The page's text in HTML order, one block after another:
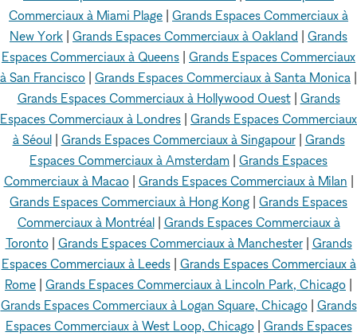
Commerciaux à Miami Plage | Grands Espaces Commerciaux à
New York | Grands Espaces Commerciaux à Oakland | Grands
Espaces Commerciaux à Queens | Grands Espaces Commerciaux
à San Francisco | Grands Espaces Commerciaux à Santa Monica |
Grands Espaces Commerciaux à Hollywood Ouest| Grands
Espaces Commerciaux à Londres | Grands Espaces Commerciaux
à Séoul| Grands Espaces Commerciaux à Singapour| Grands
Espaces Commerciaux à Amsterdam | Grands Espaces
Commerciaux à Macao| Grands Espaces Commerciaux à Milan |
Grands Espaces Commerciaux à Hong Kong | Grands Espaces
Commerciaux à Montréal| Grands Espaces Commerciaux à
Toronto| Grands Espaces Commerciaux à Manchester| Grands
Espaces Commerciaux à Leeds| Grands Espaces Commerciaux à
Rome | Grands Espaces Commerciaux à Lincoln Park, Chicago |
Grands Espaces Commerciaux à Logan Square, Chicago| Grands
Espaces Commerciaux à West Loop, Chicago| Grands Espaces